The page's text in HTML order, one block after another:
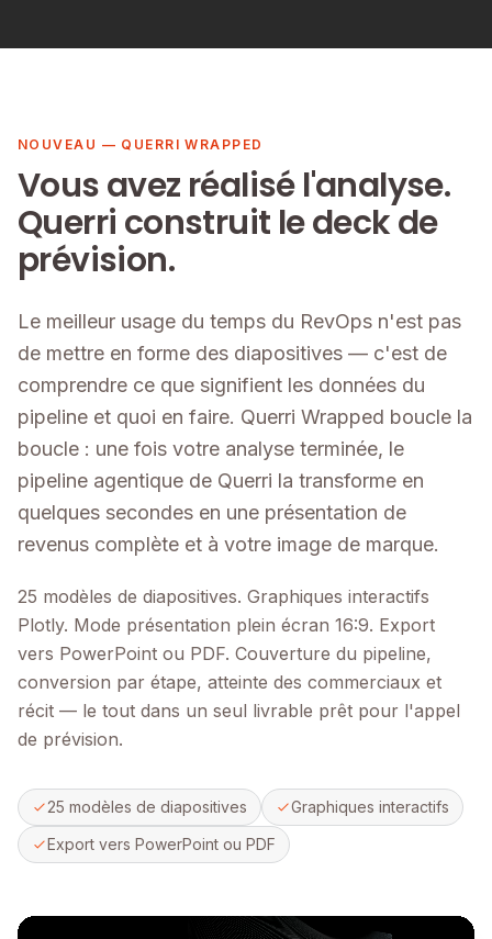
NOUVEAU — QUERRI WRAPPED
Vous avez réalisé l'analyse.
Querri construit le deck de
prévision.
Le meilleur usage du temps du RevOps n'est pas
de mettre en forme des diapositives — c'est de
comprendre ce que signifient les données du
pipeline et quoi en faire. Querri Wrapped boucle la
boucle : une fois votre analyse terminée, le
pipeline agentique de Querri la transforme en
quelques secondes en une présentation de
revenus complète et à votre image de marque.
25 modèles de diapositives. Graphiques interactifs
Plotly. Mode présentation plein écran 16:9. Export
vers PowerPoint ou PDF. Couverture du pipeline,
conversion par étape, atteinte des commerciaux et
récit — le tout dans un seul livrable prêt pour l'appel
de prévision.
25 modèles de diapositives
Graphiques interactifs
Export vers PowerPoint ou PDF